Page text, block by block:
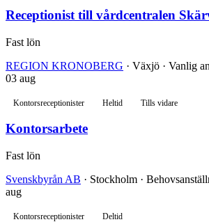
Receptionist till vårdcentralen
Fast lön
REGION KRONOBERG · Växjö · Vanlig
03 aug
Kontorsreceptionister Heltid Tills vidare
Kontorsarbete
Fast lön
Svenskbyrån AB · Stockholm ·
aug
Kontorsreceptionister Deltid